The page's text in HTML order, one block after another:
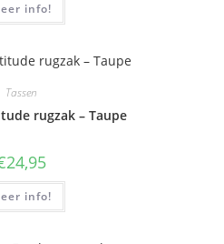
info!
Tassen
rugzak – Taupe
24,95
info!